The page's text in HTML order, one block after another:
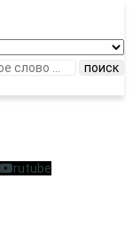
поиск
rutube